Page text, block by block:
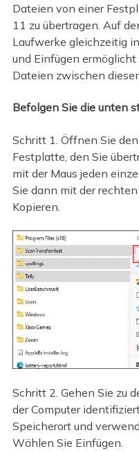
Dateien von einer
11 zu übertragen. Auf
Laufwerke gleichzeitig
und Einfügen
Dateien zwischen
Befolgen Sie die unten
Schritt 1. Öffnen Sie
Festplatte, den Sie
mit der Maus jeden
Sie dann mit der
Kopieren.
Schritt 2. Gehen Sie zu
der Computer
Speicherort und
Wählen Sie Einfügen.